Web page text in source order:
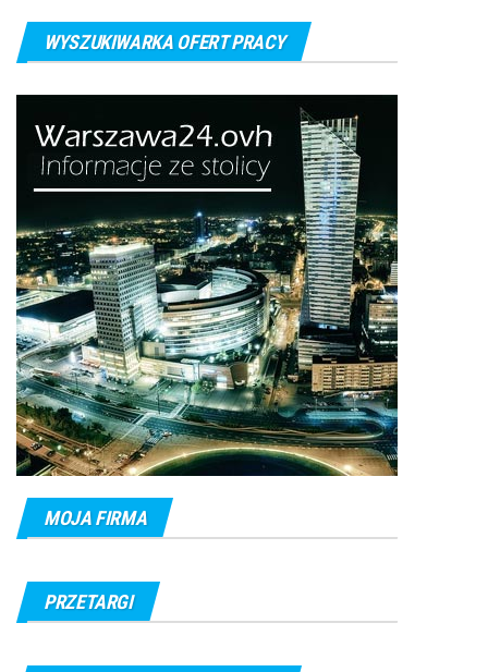
WYSZUKIWARKA OFERT PRACY
MOJA FIRMA
PRZETARGI